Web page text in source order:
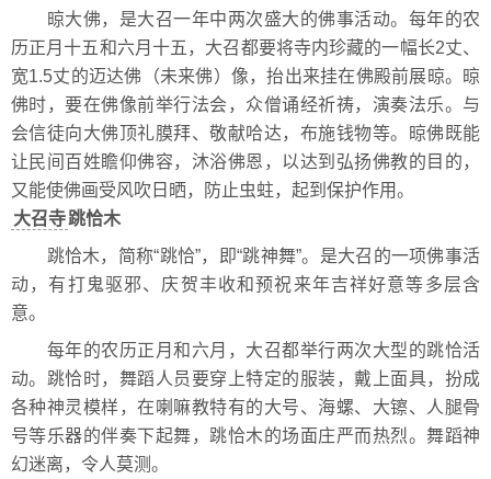
晾大佛，是大召一年中两次盛大的佛事活动。每年的农
历正月十五和六月十五，大召都要将寺内珍藏的一幅长2丈、
宽1.5丈的迈达佛（未来佛）像，抬出来挂在佛殿前展晾。晾
佛时，要在佛像前举行法会，众僧诵经祈祷，演奏法乐。与
会信徒向大佛顶礼膜拜、敬献哈达，布施钱物等。晾佛既能
让民间百姓瞻仰佛容，沐浴佛恩，以达到弘扬佛教的目的，
又能使佛画受风吹日晒，防止虫蛀，起到保护作用。
大召寺跳恰木
跳恰木，简称“跳恰”，即“跳神舞”。是大召的一项佛事活
动，有打鬼驱邪、庆贺丰收和预祝来年吉祥好意等多层含
意。
每年的农历正月和六月，大召都举行两次大型的跳恰活
动。跳恰时，舞蹈人员要穿上特定的服装，戴上面具，扮成
各种神灵模样，在喇嘛教特有的大号、海螺、大镲、人腿骨
号等乐器的伴奏下起舞，跳恰木的场面庄严而热烈。舞蹈神
幻迷离，令人莫测。